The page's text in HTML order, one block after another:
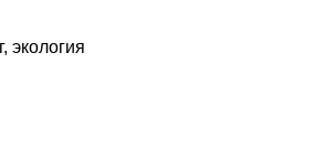
, экология